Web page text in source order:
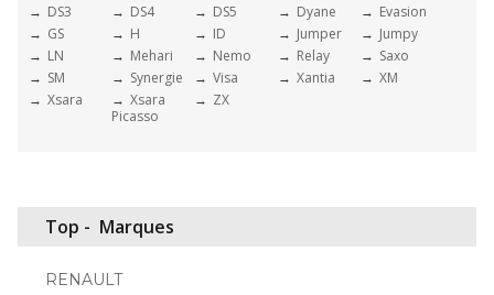
DS3
DS4 DS5 Dyane
Evasion
GS
H ID Jumper
Jumpy
LN
Mehari Nemo Relay
Saxo
SM
Synergie Visa Xantia
XM
Xsara
Xsara
Picasso
ZX
Top - Marques
RENAULT